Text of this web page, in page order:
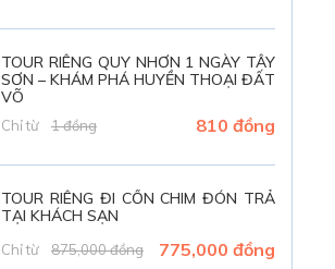
TOUR RIÊNG QUY NHƠN 1 NGÀY TÂY
SƠN – KHÁM PHÁ HUYỀN THOẠI ĐẤT
VÕ
Chỉ từ 1 đồng 810 đồng
TOUR RIÊNG ĐI CỒN CHIM ĐÓN TRẢ
TẠI KHÁCH SẠN
Chỉ từ 875,000 đồng 775,000 đồng